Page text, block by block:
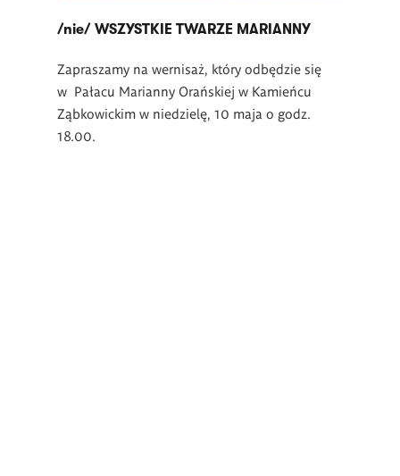
/nie/ WSZYSTKIE TWARZE MARIANNY
Zapraszamy na wernisaż, który odbędzie się
w Pałacu Marianny Orańskiej w Kamieńcu
Ząbkowickim w niedzielę, 10 maja o godz.
18.00.